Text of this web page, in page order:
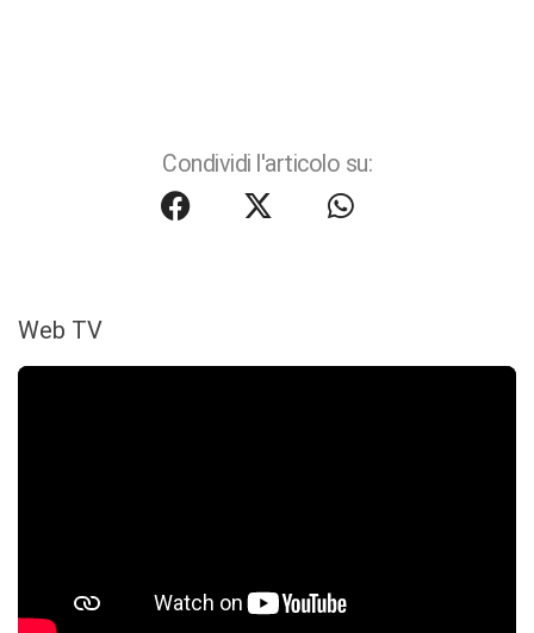
Condividi l'articolo su:
Web TV